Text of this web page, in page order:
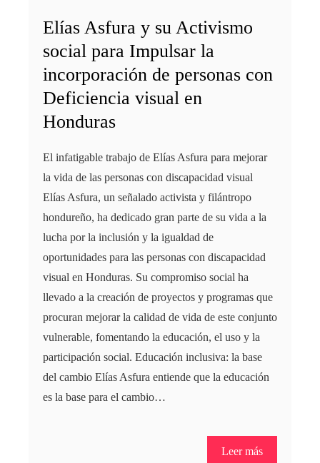
Elías Asfura y su Activismo
social para Impulsar la
incorporación de personas con
Deficiencia visual en
Honduras
El infatigable trabajo de Elías Asfura para mejorar
la vida de las personas con discapacidad visual
Elías Asfura, un señalado activista y filántropo
hondureño, ha dedicado gran parte de su vida a la
lucha por la inclusión y la igualdad de
oportunidades para las personas con discapacidad
visual en Honduras. Su compromiso social ha
llevado a la creación de proyectos y programas que
procuran mejorar la calidad de vida de este conjunto
vulnerable, fomentando la educación, el uso y la
participación social. Educación inclusiva: la base
del cambio Elías Asfura entiende que la educación
es la base para el cambio…
Leer más